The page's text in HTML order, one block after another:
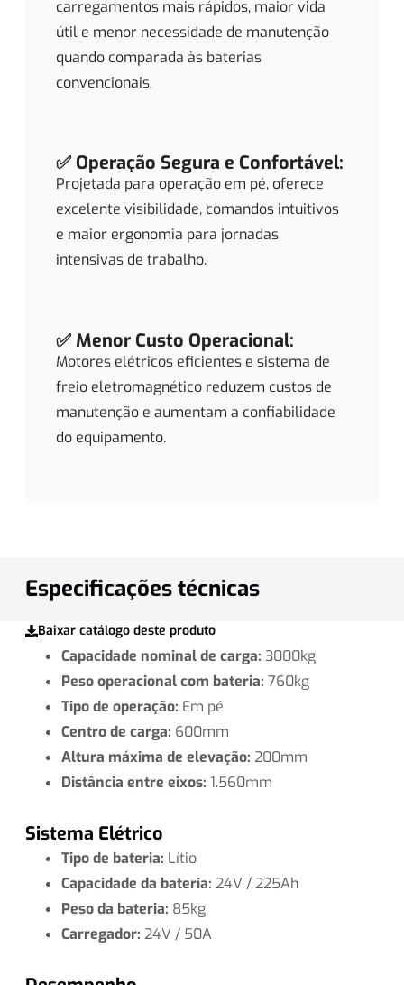
carregamentos mais rápidos, maior vida
útil e menor necessidade de manutenção
quando comparada às baterias
convencionais.
✅ Operação Segura e Confortável:
Projetada para operação em pé, oferece
excelente visibilidade, comandos intuitivos
e maior ergonomia para jornadas
intensivas de trabalho.
✅ Menor Custo Operacional:
Motores elétricos eficientes e sistema de
freio eletromagnético reduzem custos de
manutenção e aumentam a confiabilidade
do equipamento.
Especificações técnicas
Baixar catálogo deste produto
Capacidade nominal de carga: 3000kg
Peso operacional com bateria: 760kg
Tipo de operação: Em pé
Centro de carga: 600mm
Altura máxima de elevação: 200mm
Distância entre eixos: 1.560mm
Sistema Elétrico
Tipo de bateria: Lítio
Capacidade da bateria: 24V / 225Ah
Peso da bateria: 85kg
Carregador: 24V / 50A